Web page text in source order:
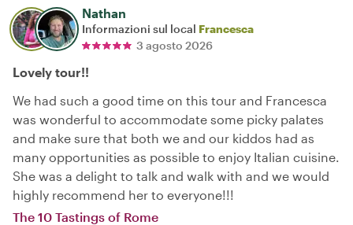
Nathan
Informazioni sul local Francesca
3 agosto 2026
Lovely tour!!
We had such a good time on this tour and Francesca
was wonderful to accommodate some picky palates
and make sure that both we and our kiddos had as
many opportunities as possible to enjoy Italian cuisine.
She was a delight to talk and walk with and we would
highly recommend her to everyone!!!
The 10 Tastings of Rome